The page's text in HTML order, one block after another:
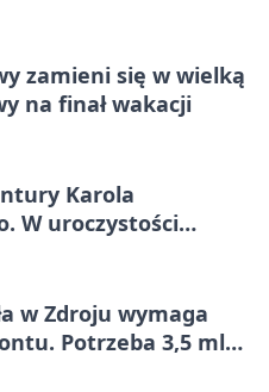
zamieni się w wielką
na finał wakacji
Karola
W uroczystości
w Zdroju wymaga
Potrzeba 3,5 mln